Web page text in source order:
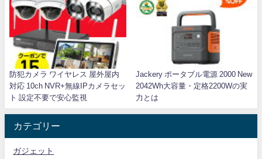
防犯カメラ ワイヤレス 屋外屋内
対応 10ch NVR+無線IPカメラセッ
ト 設定不要で安心監視
Jackery ポータブル電源 2000 New
2042Wh大容量・定格2200Wの実
力とは
カテゴリー
ガジェット